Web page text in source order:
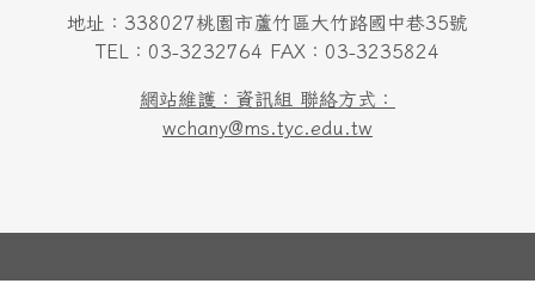
地址：338027桃園市蘆竹區大竹路國中巷35號
TEL：03-3232764 FAX：03-3235824
網站維護：資訊組 聯絡方式：
wchany@ms.tyc.edu.tw